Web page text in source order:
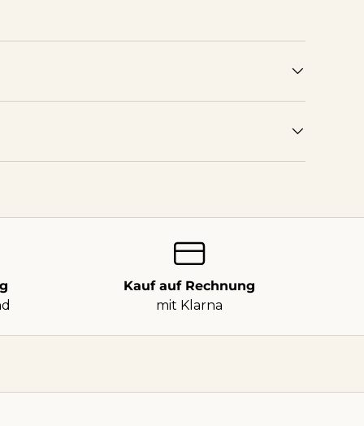
Kauf auf Rechnung
mit Klarna